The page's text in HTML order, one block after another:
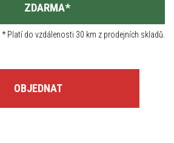
ZDARMA*
*Platí do vzdálenosti 30 km z prodejních skladů.
OBJEDNAT